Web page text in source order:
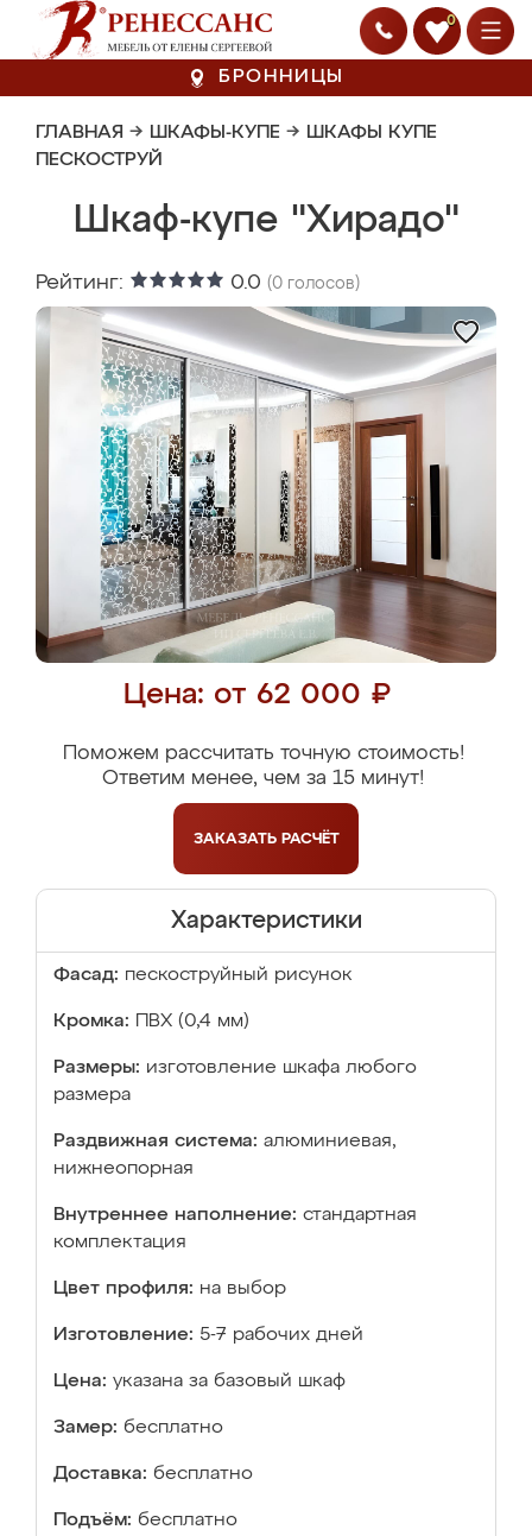
0
БРОННИЦЫ
ГЛАВНАЯ → ШКАФЫ-КУПЕ → ШКАФЫ КУПЕ
ПЕСКОСТРУЙ
Шкаф-купе "Хирадо"
Рейтинг: 0.0 (0 голосов)
Цена: от 62 000 ₽
Поможем рассчитать точную стоимость!
Ответим менее, чем за 15 минут!
ЗАКАЗАТЬ РАСЧЁТ
Характеристики
Фасад: пескоструйный рисунок
Кромка: ПВХ (0,4 мм)
Размеры: изготовление шкафа любого
размера
Раздвижная система: алюминиевая,
нижнеопорная
Внутреннее наполнение: стандартная
комплектация
Цвет профиля: на выбор
Изготовление: 5-7 рабочих дней
Цена: указана за базовый шкаф
Замер: бесплатно
Доставка: бесплатно
Подъём: бесплатно